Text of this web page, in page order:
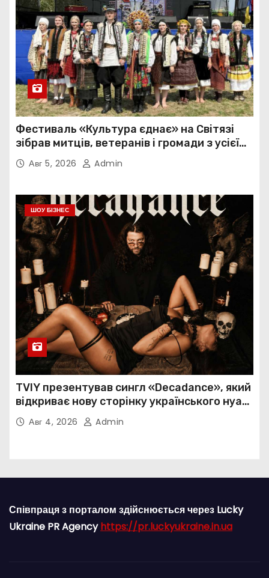
Фестиваль «Культура єднає» на Світязі
зібрав митців, ветеранів і громади з усієї
України
Авг 5, 2026 Admin
ШОУ БІЗНЕС
TVIY презентував сингл «Decadance», який
відкриває нову сторінку українського нуар-
попуАвг 4, 2026 Admin
Співпраця з порталом здійснюється через Lucky
Ukraine PR Agencyhttps://pr.luckyukraine.in.ua